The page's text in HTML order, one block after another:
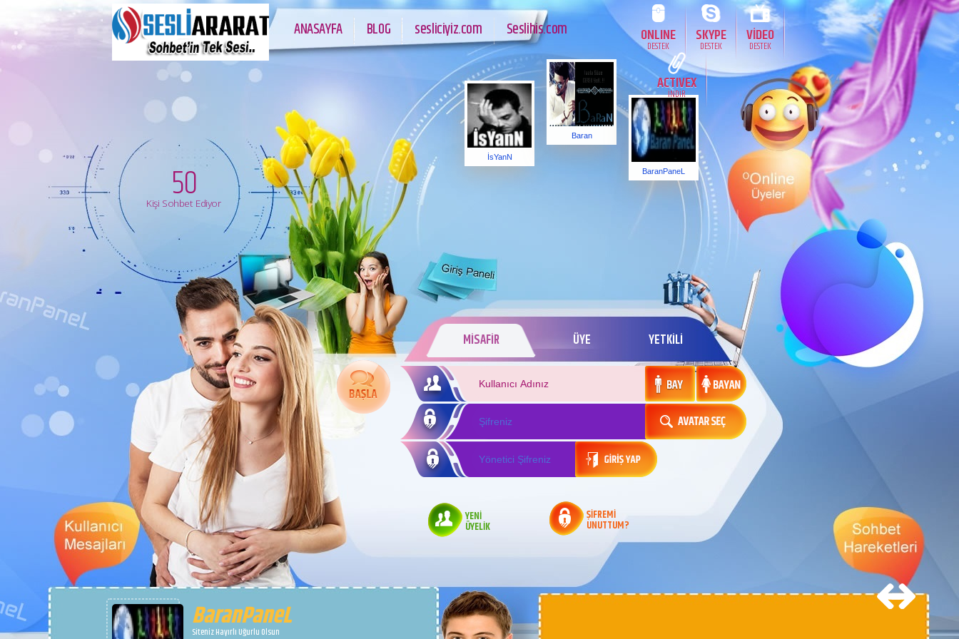
ONLINE
DESTEK
SKYPE
DESTEK
VİDEO
DESTEK
ACTIVEX
İNDİR
ANASAYFA BLOG sesliciyiz.com Seslihis.com
YENİ
ÜYELİK
ŞİFREMİ
UNUTTUM?
50
Kişi Sohbet Ediyor
MİSAFİR ÜYE YETKİLİ
İsYanN
Baran
BaranPaneL
BaranPaneL
Siteniz Hayırlı Uğurlu Olsun